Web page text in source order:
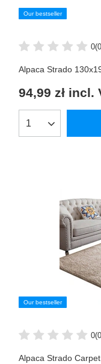
Our bestseller
0
Alpaca Strado
94,99 zł incl.
Our bestseller
0
Alpaca Strado